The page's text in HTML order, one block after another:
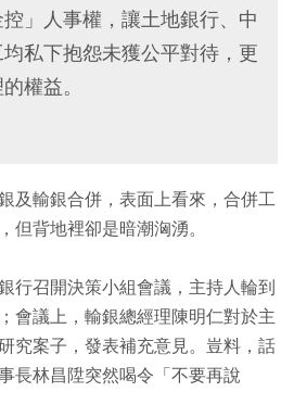
」人事權，讓土地銀行、中
私下抱怨未獲公平對待，更
權益。
及輸銀合併，表面上看來，合併工
但背地裡卻是暗潮洶湧。
行召開決策小組會議，主持人輪到
會議上，輸銀總經理陳明仁對於主
究案子，發表補充意見。豈料，話
長林昌陞突然喝令「不要再說